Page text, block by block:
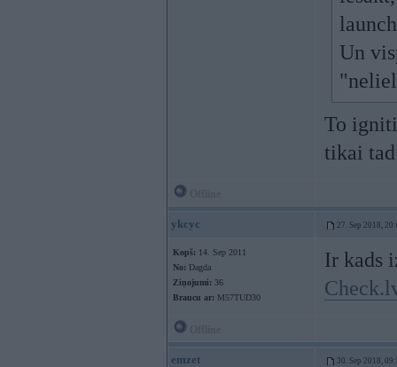
Un
To
tikai
ykcyc 27. Sep 2018,
Kopš: 14. Sep 2011
No: Dagda
Ziņojumi: 36
Braucu ar: M57TUD30
Ir kads
emzet 30. Sep 2018,